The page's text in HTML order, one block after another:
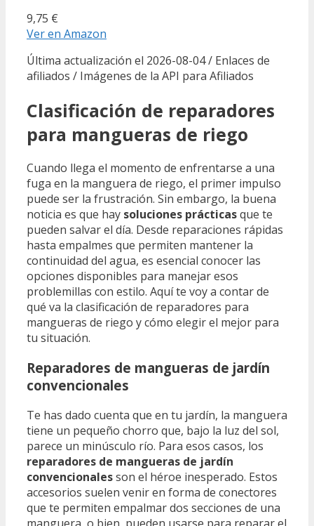
9,75 €
Ver en Amazon
Última actualización el 2026-08-04 / Enlaces de
afiliados / Imágenes de la API para Afiliados
Clasificación de reparadores
para mangueras de riego
Cuando llega el momento de enfrentarse a una
fuga en la manguera de riego, el primer impulso
puede ser la frustración. Sin embargo, la buena
noticia es que hay soluciones prácticasque te
pueden salvar el día. Desde reparaciones rápidas
hasta empalmes que permiten mantener la
continuidad del agua, es esencial conocer las
opciones disponibles para manejar esos
problemillas con estilo. Aquí te voy a contar de
qué va la clasificación de reparadores para
mangueras de riego y cómo elegir el mejor para
tu situación.
Reparadores de mangueras de jardín
convencionales
Te has dado cuenta que en tu jardín, la manguera
tiene un pequeño chorro que, bajo la luz del sol,
parece un minúsculo río. Para esos casos, los
reparadores de mangueras de jardín
convencionalesson el héroe inesperado. Estos
accesorios suelen venir en forma de conectores
que te permiten empalmar dos secciones de una